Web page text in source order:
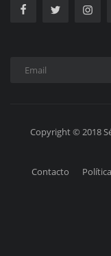
Copyright © 2018
Contacto